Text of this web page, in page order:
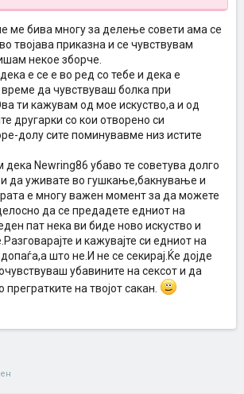
ме бива многу за делење совети ама се
твојава приказна и се чувствувам
некое зборче.
е се е во ред со тебе и дека е
да чувствуваш болка при
ти кажувам од мое искуство,а и од
другарки со кои отворено си
долу сите поминувавме низ истите
Newring86 убаво те советува долго
и да уживате во гушкање,бакнување и
е многу важен момент за да можете
да се предадете едниот на
пат нека ви биде ново искуство и
и кажувајте си едниот на
што не.И не се секирај.Ќе дојде
убавините на сексот и да
на твојот сакан.